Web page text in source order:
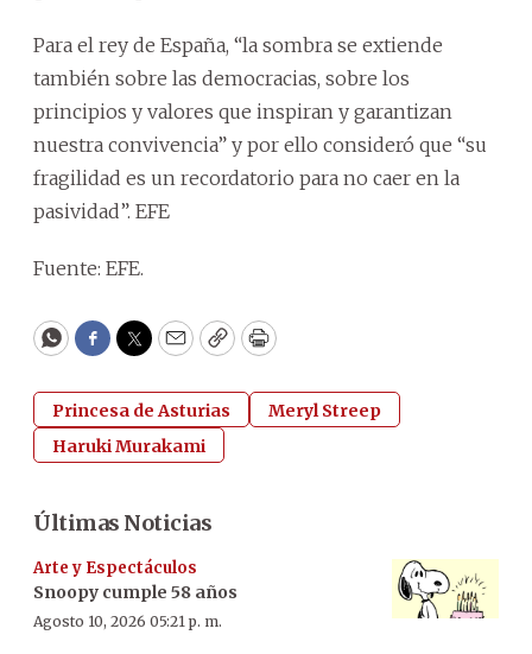
Para el rey de España, “la sombra se extiende
también sobre las democracias, sobre los
principios y valores que inspiran y garantizan
nuestra convivencia” y por ello consideró que “su
fragilidad es un recordatorio para no caer en la
pasividad”. EFE
Fuente: EFE.
WhatsApp
Facebook
Twitter
EmailCopyPrint
Princesa de Asturias
Meryl Streep
Haruki Murakami
Últimas Noticias
Arte y Espectáculos
Snoopy cumple 58 años
Agosto 10, 2026 05:21 p. m.